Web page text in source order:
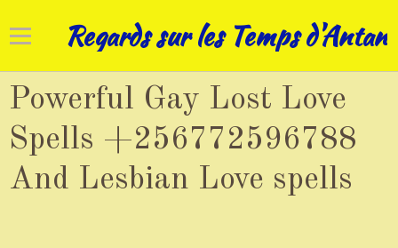
Regards sur les Temps d'Antan
Accueil
Cadrans solaires
Horloges
Powerful Gay Lost Love
Spells +256772596788
And Lesbian Love spells